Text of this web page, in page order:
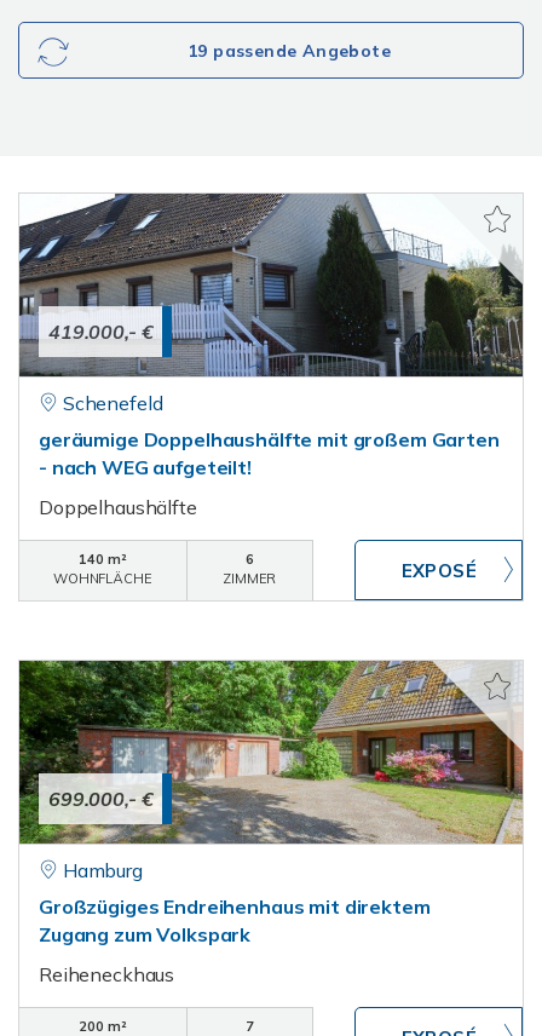
19 passende Angebote
419.000,- €
Schenefeld
geräumige Doppelhaushälfte mit großem Garten
- nach WEG aufgeteilt!
Doppelhaushälfte
140 m²
WOHNFLÄCHE
6
ZIMMER
699.000,- €
Hamburg
Großzügiges Endreihenhaus mit direktem
Zugang zum Volkspark
Reiheneckhaus
200 m²
7